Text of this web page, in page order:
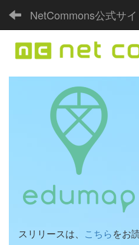
NetCommons公式サイ
スリリースは、 こちらをお